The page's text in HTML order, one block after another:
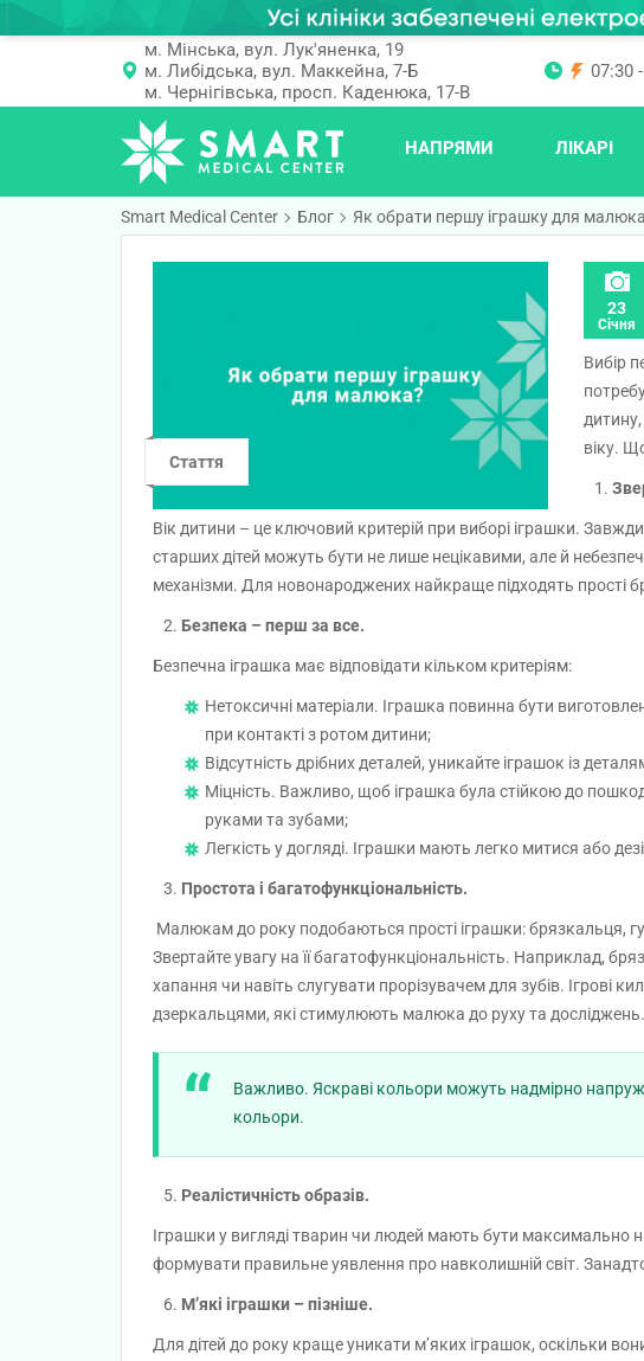
м. Мінська, вул. Лук'яненка, 19
м. Либідська, вул. Маккейна, 7-Б
м. Чернігівська, просп. Каденюка, 17-В
07:30
НАПРЯМИ ЛІКАРІ
Smart Medical Center Блог Як обрати першу іграшку для
Стаття
23
Січня
Вибір
віку.
1.
Вік дитини – це ключовий критерій при виборі іграшки.
старших дітей можуть бути не лише нецікавими, але й
механізми. Для новонароджених найкраще підходять прості
2. Безпека – перш за все.
Безпечна іграшка має відповідати кільком критеріям:
Нетоксичні матеріали. Іграшка повинна бути
при контакті з ротом дитини;
Відсутність дрібних деталей, уникайте іграшок із
Міцність. Важливо, щоб іграшка була стійкою до
руками та зубами;
Легкість у догляді. Іграшки мають легко митися або
3. Простота і багатофункціональність.
Малюкам до року подобаються прості іграшки: брязкальця,
Звертайте увагу на її багатофункціональність. Наприклад,
хапання чи навіть слугувати прорізувачем для зубів. Ігрові
дзеркальцями, які стимулюють малюка до руху та досліджень.
Важливо. Яскраві кольори можуть надмірно
кольори.
5. Реалістичність образів.
Іграшки у вигляді тварин чи людей мають бути
формувати правильне уявлення про навколишній світ.
6. М’які іграшки – пізніше.
Для дітей до року краще уникати м’яких іграшок, оскільки